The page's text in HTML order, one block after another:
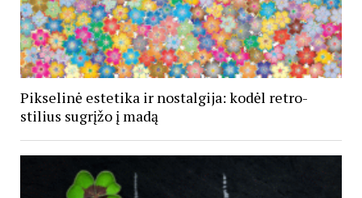
Pikselinė estetika ir nostalgija: kodėl retro-
stilius sugrįžo į madą